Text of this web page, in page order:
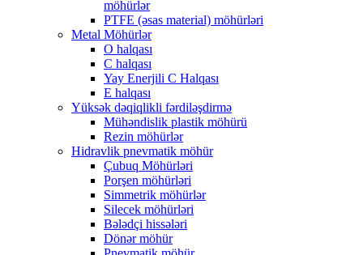
möhürlər
PTFE (əsas material) möhürləri
Metal Möhürlər
O halqası
C halqası
Yay Enerjili C Halqası
E halqası
Yüksək dəqiqlikli fərdiləşdirmə
Mühəndislik plastik möhürü
Rezin möhürlər
Hidravlik pnevmatik möhür
Çubuq Möhürləri
Porşen möhürləri
Simmetrik möhürlər
Silecek möhürləri
Bələdçi hissələri
Dönər möhür